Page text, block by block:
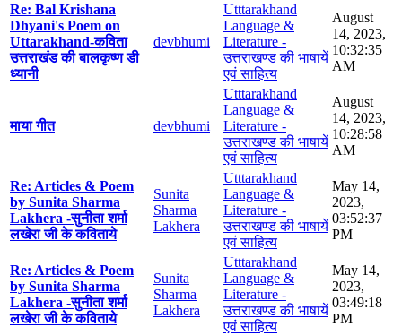
Re: Bal Krishana
Dhyani's Poem on
Uttarakhand-कविता
उत्तराखंड की बालकृष्ण डी
ध्यानी
devbhumi
Utttarakhand
Language &
Literature -
उत्तराखण्ड की भाषायें
एवं साहित्य
August
14, 2023,
10:32:35
AM
माया गीत devbhumi
Utttarakhand
Language &
Literature -
उत्तराखण्ड की भाषायें
एवं साहित्य
August
14, 2023,
10:28:58
AM
Re: Articles & Poem
by Sunita Sharma
Lakhera -सुनीता शर्मा
लखेरा जी के कविताये
Sunita
Sharma
Lakhera
Utttarakhand
Language &
Literature -
उत्तराखण्ड की भाषायें
एवं साहित्य
May 14,
2023,
03:52:37
PM
Re: Articles & Poem
by Sunita Sharma
Lakhera -सुनीता शर्मा
लखेरा जी के कविताये
Sunita
Sharma
Lakhera
Utttarakhand
Language &
Literature -
उत्तराखण्ड की भाषायें
एवं साहित्य
May 14,
2023,
03:49:18
PM